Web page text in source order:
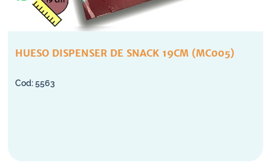
HUESO DISPENSER DE SNACK 19CM (MC005)
5563